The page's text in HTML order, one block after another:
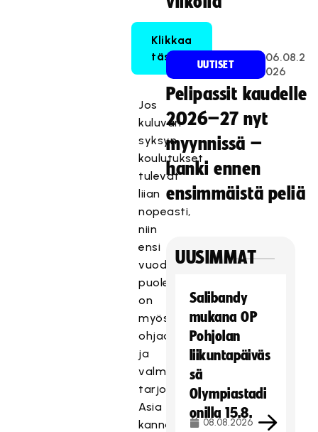
Klikkaa
tästä!
Jos
kuluvan
syksyn
koulutukset
tulevat
liian
nopeasti,
niin
ensi
vuoden
puolella
on
myös
ohjaaja-
ja
valmentajakoulutuksia
tarjolla.
Asia
kannattaa
UUTISET
06.08.2
026
Pelipassit kaudelle
2026–27 nyt
myynnissä –
hanki ennen
ensimmäistä peliä
UUSIMMAT
Salibandy
mukana OP
Pohjolan
liikuntapäiväs
sä
Olympiastadi
onilla 15.8.
08.08.2026